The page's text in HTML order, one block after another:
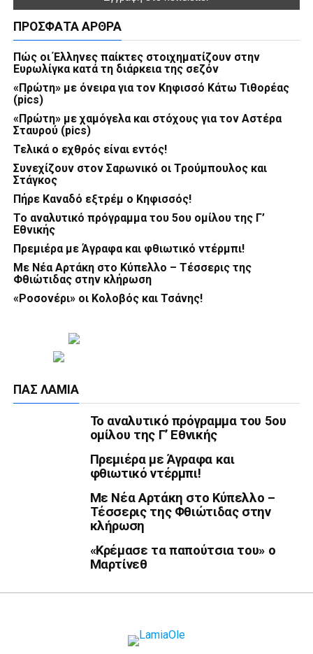
ΠΡΌΣΦΑΤΑ ΆΡΘΡΑ
Πώς οι Έλληνες παίκτες στοιχηματίζουν στην
Ευρωλίγκα κατά τη διάρκεια της σεζόν
«Πρώτη» με όνειρα για τον Κηφισσό Κάτω Τιθορέας
(pics)
«Πρώτη» με χαμόγελα και στόχους για τον Αστέρα
Σταυρού (pics)
Τελικά ο εχθρός είναι εντός!
Συνεχίζουν στον Σαρωνικό οι Τρούμπουλος και
Στάγκος
Πήρε Καναδό εξτρέμ ο Κηφισσός!
Το αναλυτικό πρόγραμμα του 5ου ομίλου της Γ’
Εθνικής
Πρεμιέρα με Άγραφα και φθιωτικό ντέρμπι!
Με Νέα Αρτάκη στο Κύπελλο – Τέσσερις της
Φθιώτιδας στην κλήρωση
«Ροσονέρι» οι Κολοβός και Τσάνης!
ΠΑΣ ΛΑΜΊΑ
Το αναλυτικό πρόγραμμα του 5ου
ομίλου της Γ’ Εθνικής
Πρεμιέρα με Άγραφα και
φθιωτικό ντέρμπι!
Με Νέα Αρτάκη στο Κύπελλο –
Τέσσερις της Φθιώτιδας στην
κλήρωση
«Κρέμασε τα παπούτσια του» ο
Μαρτίνεθ